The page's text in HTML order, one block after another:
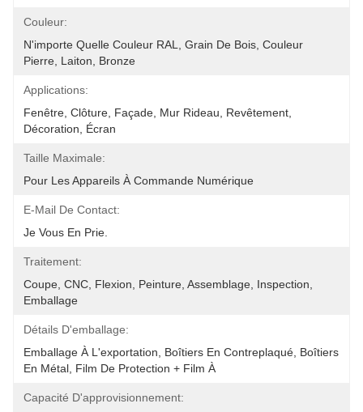
Couleur:
N'importe Quelle Couleur RAL, Grain De Bois, Couleur
Pierre, Laiton, Bronze
Applications:
Fenêtre, Clôture, Façade, Mur Rideau, Revêtement,
Décoration, Écran
Taille Maximale:
Pour Les Appareils À Commande Numérique
E-Mail De Contact:
Je Vous En Prie.
Traitement:
Coupe, CNC, Flexion, Peinture, Assemblage, Inspection,
Emballage
Détails D'emballage:
Emballage À L'exportation, Boîtiers En Contreplaqué, Boîtiers
En Métal, Film De Protection + Film À
Capacité D'approvisionnement: